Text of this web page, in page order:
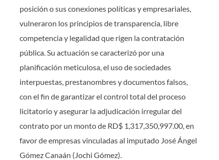
posición o sus conexiones políticas y empresariales,
vulneraron los principios de transparencia, libre
competencia y legalidad que rigen la contratación
pública. Su actuación se caracterizó por una
planificación meticulosa, el uso de sociedades
interpuestas, prestanombres y documentos falsos,
con el fin de garantizar el control total del proceso
licitatorio y asegurar la adjudicación irregular del
contrato por un monto de RD$ 1,317,350,997.00, en
favor de empresas vinculadas al imputado José Ángel
Gómez Canaán (Jochi Gómez).